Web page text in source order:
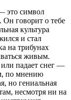
это символ
Он говорит о тебе
культура
и стал
на трибунах
живым.
падает снег —
по мнению
но гениальная
несмотря ни на